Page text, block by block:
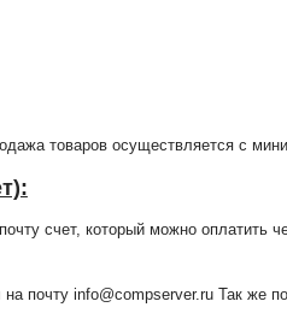
товаров осуществляется с
счет, который можно оплатить
почту info@compserver.ru Так же